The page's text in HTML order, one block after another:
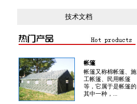
技术文档
帐篷
帐篷又称棉帐篷、施
工帐篷、民用帐篷
等，它属于是帐篷的
其中一种，...